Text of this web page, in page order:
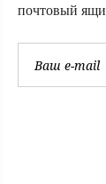
почтовый